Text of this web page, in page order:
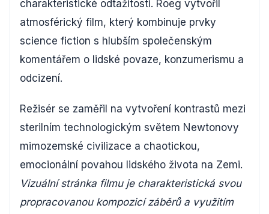
charakteristické odtažitosti. Roeg vytvořil
atmosférický film, který kombinuje prvky
science fiction s hlubším společenským
komentářem o lidské povaze, konzumerismu a
odcizení.
Režisér se zaměřil na vytvoření kontrastů mezi
sterilním technologickým světem Newtonovy
mimozemské civilizace a chaotickou,
emocionální povahou lidského života na Zemi.
Vizuální stránka filmu je charakteristická svou
propracovanou kompozicí záběrů a využitím